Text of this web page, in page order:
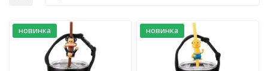
новинка новинка